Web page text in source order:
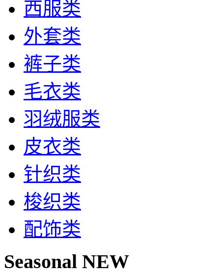
西服类
外套类
裤子类
毛衣类
羽绒服类
皮衣类
针织类
梭织类
配饰类
Seasonal NEW